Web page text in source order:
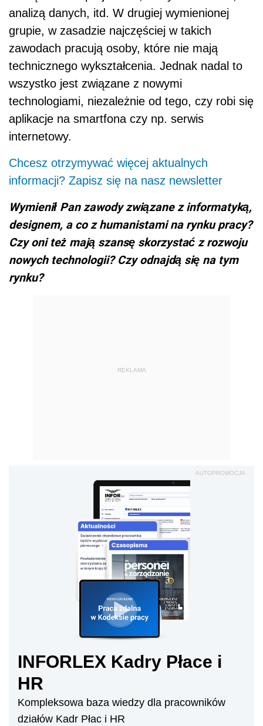
analizą danych, itd. W drugiej wymienionej
grupie, w zasadzie najczęściej w takich
zawodach pracują osoby, które nie mają
technicznego wykształcenia. Jednak nadal to
wszystko jest związane z nowymi
technologiami, niezależnie od tego, czy robi się
aplikacje na smartfona czy np. serwis
internetowy.
Chcesz otrzymywać więcej aktualnych
informacji? Zapisz się na nasz newsletter
Wymienił Pan zawody związane z informatyką,
designem, a co z humanistami na rynku pracy?
Czy oni też mają szansę skorzystać z rozwoju
nowych technologii? Czy odnajdą się na tym
rynku?
REKLAMA
AUTOPROMOCJA
INFORLEX Kadry Płace i
HR
Kompleksowa baza wiedzy dla pracowników
działów Kadr Płac i HR